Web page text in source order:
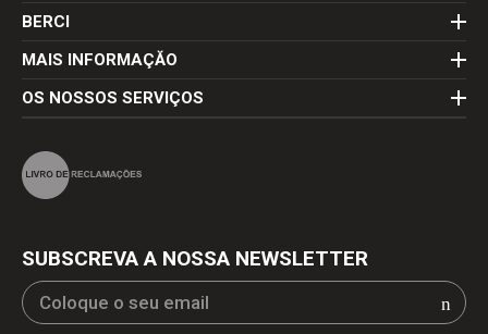
BERCI
MAIS INFORMAÇĂO
OS NOSSOS SERVIÇOS
SUBSCREVA A NOSSA NEWSLETTER